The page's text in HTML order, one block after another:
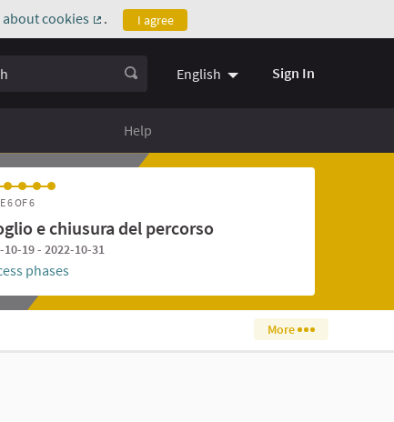
cookies
(External link)
. I agree
English Sign In
Help
6 OF 6
e chiusura del percorso
10-19 - 2022-10-31
phases
More